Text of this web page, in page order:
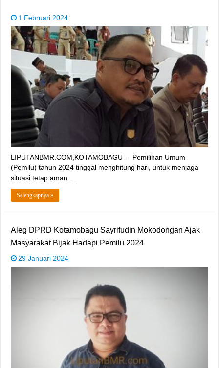
1 Februari 2024
LIPUTANBMR.COM,KOTAMOBAGU – Pemilihan Umum
(Pemilu) tahun 2024 tinggal menghitung hari, untuk menjaga
situasi tetap aman …
Selengkapnya »
Aleg DPRD Kotamobagu Sayrifudin Mokodongan Ajak
Masyarakat Bijak Hadapi Pemilu 2024
29 Januari 2024